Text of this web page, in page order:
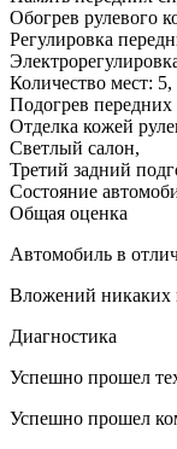
Обогрев рулевого
Регулировка
Количество мест: 5,
Подогрев передних
Отделка кожей
Светлый салон,
Третий задний
Состояние
Общая оценка
Автомобиль в
Вложений никаких
Диагностика
Успешно прошел
Успешно прошел